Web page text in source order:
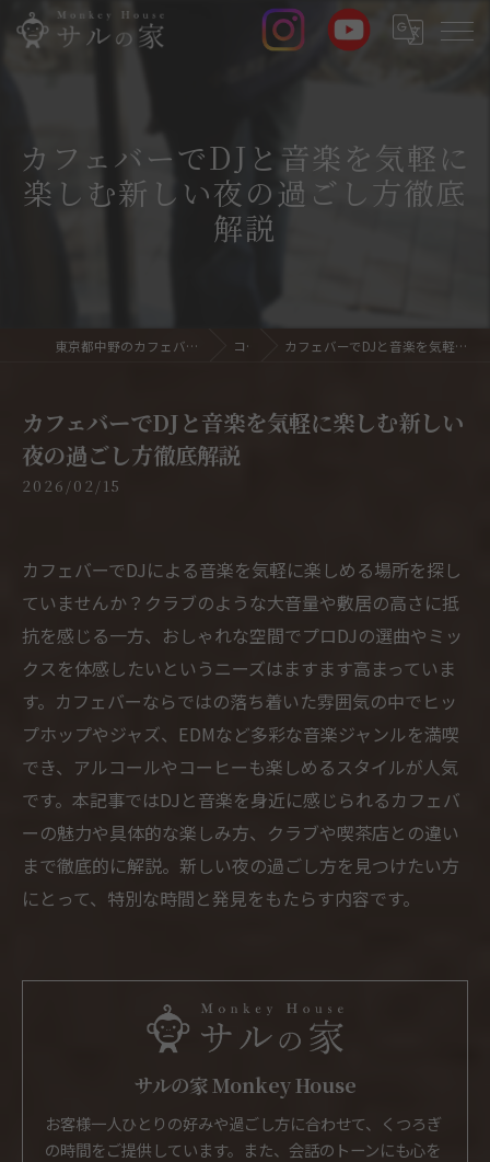
カフェバーでDJと音楽を気軽に
楽しむ新しい夜の過ごし方徹底
解説
東京都中野のカフェバーならサルの家 Monkey House コラム カフェバーでDJと音楽を気軽に楽しむ新しい夜の過ごし方徹底解説
カフェバーでDJと音楽を気軽に楽しむ新しい
夜の過ごし方徹底解説
2026/02/15
カフェバーでDJによる音楽を気軽に楽しめる場所を探し
ていませんか？クラブのような大音量や敷居の高さに抵
抗を感じる一方、おしゃれな空間でプロDJの選曲やミッ
クスを体感したいというニーズはますます高まっていま
す。カフェバーならではの落ち着いた雰囲気の中でヒッ
プホップやジャズ、EDMなど多彩な音楽ジャンルを満喫
でき、アルコールやコーヒーも楽しめるスタイルが人気
です。本記事ではDJと音楽を身近に感じられるカフェバ
ーの魅力や具体的な楽しみ方、クラブや喫茶店との違い
まで徹底的に解説。新しい夜の過ごし方を見つけたい方
にとって、特別な時間と発見をもたらす内容です。
サルの家 Monkey House
お客様一人ひとりの好みや過ごし方に合わせて、くつろぎ
の時間をご提供しています。また、会話のトーンにも心を